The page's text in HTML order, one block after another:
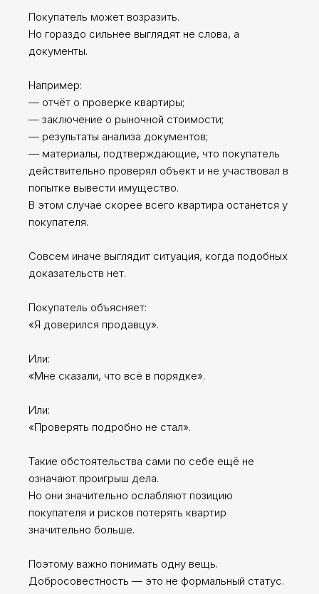
Покупатель может возразить.
Но гораздо сильнее выглядят не слова, а
документы.
Например:
— отчёт о проверке квартиры;
— заключение о рыночной стоимости;
— результаты анализа документов;
— материалы, подтверждающие, что покупатель
действительно проверял объект и не участвовал в
попытке вывести имущество.
В этом случае скорее всего квартира останется у
покупателя.
Совсем иначе выглядит ситуация, когда подобных
доказательств нет.
Покупатель объясняет:
«Я доверился продавцу».
Или:
«Мне сказали, что всё в порядке».
Или:
«Проверять подробно не стал».
Такие обстоятельства сами по себе ещё не
означают проигрыш дела.
Но они значительно ослабляют позицию
покупателя и рисков потерять квартир
значительно больше.
Поэтому важно понимать одну вещь.
Добросовестность — это не формальный статус.
+7 (499) 117-05-28
ул. Юности, д.8
Политика конфиденциальности
Услуги и консультации